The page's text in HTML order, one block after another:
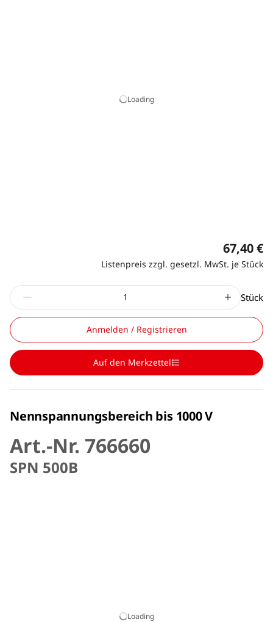
Loading
67,40 €
Listenpreis zzgl. gesetzl. MwSt. je Stück
Stück
Anmelden / Registrieren
Auf den Merkzettel
Nennspannungsbereich bis 1000 V
Art.-Nr. 766660
SPN 500B
Loading